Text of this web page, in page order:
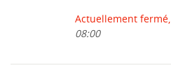
Actuellement fermé,
08:00